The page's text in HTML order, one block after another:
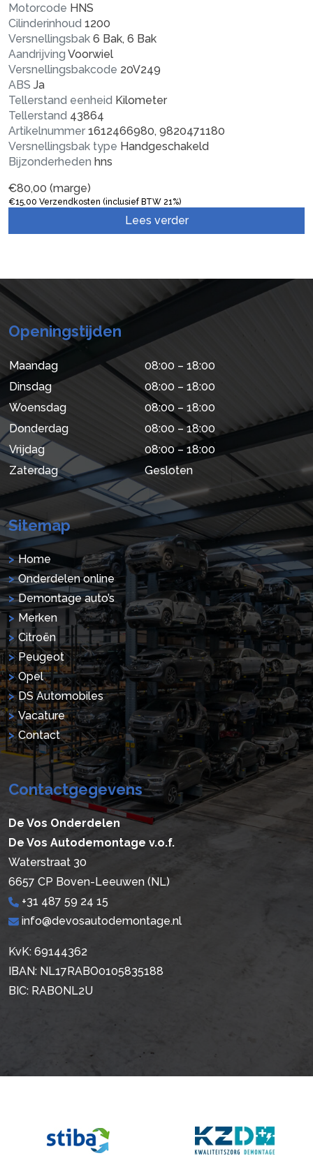
Motorcode HNS
Cilinderinhoud 1200
Versnellingsbak 6 Bak, 6 Bak
Aandrijving Voorwiel
Versnellingsbakcode 20V249
ABS Ja
Tellerstand eenheid Kilometer
Tellerstand 43864
Artikelnummer 1612466980, 9820471180
Versnellingsbak type Handgeschakeld
Bijzonderheden hns
€80,00 (marge)
€15,00 Verzendkosten (inclusief BTW 21%)
Lees verder
Openingstijden
Maandag
08:00 – 18:00
Dinsdag
08:00 – 18:00
Woensdag
08:00 – 18:00
Donderdag
08:00 – 18:00
Vrijdag
08:00 – 18:00
Zaterdag
Gesloten
Sitemap
Home
Onderdelen online
Demontage auto’s
Merken
Citroën
Peugeot
Opel
DS Automobiles
Vacature
Contact
Contactgegevens
De Vos Onderdelen
De Vos Autodemontage v.o.f.
Waterstraat 30
6657 CP Boven-Leeuwen (NL)
+31 487 59 24 15
info@devosautodemontage.nl
KvK: 69144362
IBAN: NL17RABO0105835188
BIC: RABONL2U